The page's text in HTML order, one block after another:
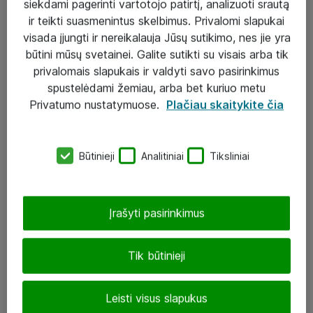
Sprendimai ir paslaugos
Paslaugos
Įgyvendinti projektai
J. Rutkausko g. 6, Vilnius
siekdami pagerinti vartotojo patirtį, analizuoti srautą
ir teikti suasmenintus skelbimus. Privalomi slapukai
visada įjungti ir nereikalauja Jūsų sutikimo, nes jie yra
būtini mūsų svetainei. Galite sutikti su visais arba tik
privalomais slapukais ir valdyti savo pasirinkimus
spustelėdami žemiau, arba bet kuriuo metu
Privatumo nustatymuose. Plačiau skaitykite čia
Būtinieji Analitiniai Tiksliniai
Tik būtinieji
Leisti visus slapukus
Įrašyti pasirinkimus